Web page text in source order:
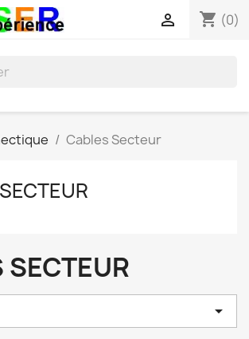
shopping_cart (0)

Cables Secteur
SECTEUR
